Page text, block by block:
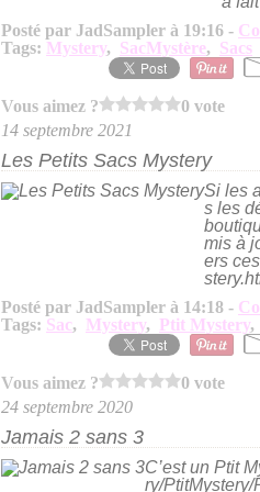
Posté par JadSampler à 19:16 -
Tags: Mystery, SacMystère, Sacs
Vous aimez ?
0 vote
14 septembre 2021
Les Petits Sacs Mystery
Si les
s les
mis à
ers
Posté par JadSampler à 14:18 -
Tags: Sac, Mystery, Ptit Mystery,
Vous aimez ?
0 vote
24 septembre 2020
Jamais 2 sans 3
C’est un Ptit
ry/